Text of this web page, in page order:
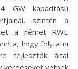
GW kapacitású
szintén a
a német RWE
hogy folytatni
fejlesztők által
kérdéseket vetnek